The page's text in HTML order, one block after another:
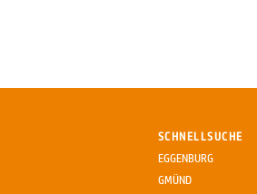
SCHNELLSUCHE
EGGENBURG
GMÜND